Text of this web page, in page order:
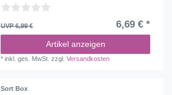
UVP 6,99 € 6,69 € *
Artikel anzeigen
*inkl. ges. MwSt. zzgl.Versandkosten
Sort Box